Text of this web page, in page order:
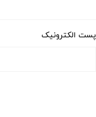
پست الکترونیک